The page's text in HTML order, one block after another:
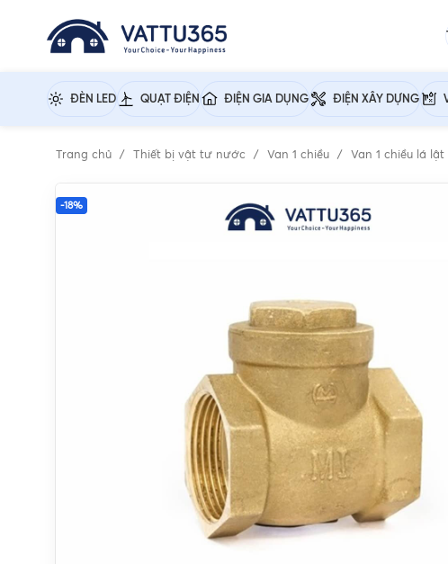
ĐÈN LED QUẠT ĐIỆN ĐIỆN GIA DỤNG ĐIỆN XÂY DỰNG
Trang chủ Thiết bị vật tư nước Van 1 chiều Van 1 chiều lá lật
-18%